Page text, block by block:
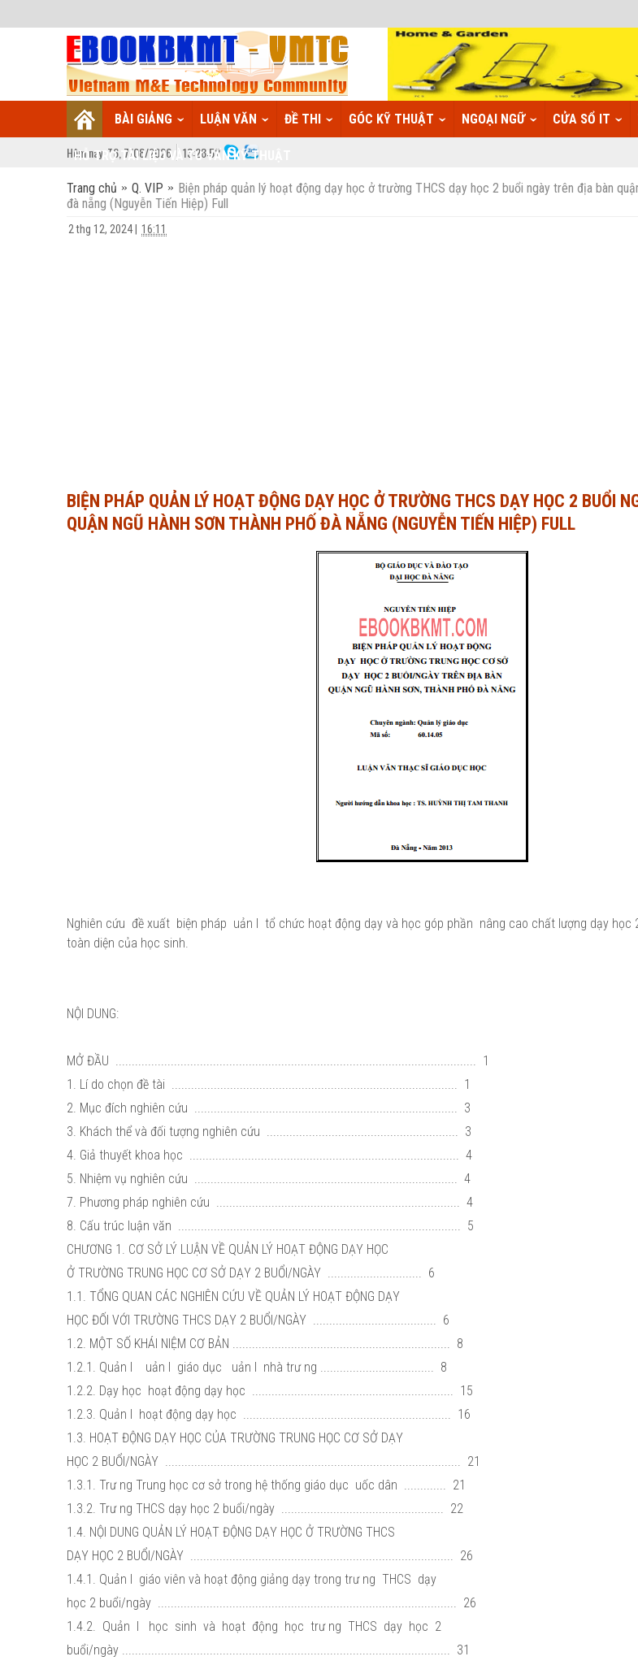
BÀI GIẢNG LUẬN VĂN ĐỀ THI GÓC KỸ THUẬT NGOẠI NGỮ CỬA SỔ IT
HỖ TRỢ TÀI LIỆU VÀ TƯ VẤN KỸ THUẬT
Hôm nay: T6, 7/08/2026 13:28:53
Trang chủ Q. VIP
Biện pháp quản lý hoạt động dạy học ở trường THCS dạy học 2 buổi ngày trên địa bàn
đà nẵng (Nguyễn Tiến Hiệp) Full
2 thg 12, 2024 16:11
BIỆN PHÁP QUẢN LÝ HOẠT ĐỘNG DẠY HỌC Ở TRƯỜNG THCS DẠY HỌC 2 BUỔI
QUẬN NGŨ HÀNH SƠN THÀNH PHỐ ĐÀ NẴNG (NGUYỄN TIẾN HIỆP) FULL
Nghiên cứu đề xuất biện pháp uản l tổ chức hoạt động dạy và học góp phần nâng cao chất lượng dạy
toàn diện của học sinh.
NỘI DUNG:
MỞ ĐẦU ............................................................................................................... 1
1. Lí do chọn đề tài ........................................................................................ 1
2. Mục đích nghiên cứu ................................................................................. 3
3. Khách thể và đối tượng nghiên cứu ........................................................... 3
4. Giả thuyết khoa học ................................................................................... 4
5. Nhiệm vụ nghiên cứu ................................................................................. 4
7. Phương pháp nghiên cứu ........................................................................... 4
8. Cấu trúc luận văn ....................................................................................... 5
CHƯƠNG 1. CƠ SỞ LÝ LUẬN VỀ QUẢN LÝ HOẠT ĐỘNG DẠY HỌC
Ở TRƯỜNG TRUNG HỌC CƠ SỞ DẠY 2 BUỔI/NGÀY ............................. 6
1.1. TỔNG QUAN CÁC NGHIÊN CỨU VỀ QUẢN LÝ HOẠT ĐỘNG DẠY
HỌC ĐỐI VỚI TRƯỜNG THCS DẠY 2 BUỔI/NGÀY ...................................... 6
1.2. MỘT SỐ KHÁI NIỆM CƠ BẢN ................................................................... 8
1.2.1. Quản l uản l giáo dục uản l nhà trư ng ................................... 8
1.2.2. Dạy học hoạt động dạy học .............................................................. 15
1.2.3. Quản l hoạt động dạy học ................................................................ 16
1.3. HOẠT ĐỘNG DẠY HỌC CỦA TRƯỜNG TRUNG HỌC CƠ SỞ DẠY
HỌC 2 BUỔI/NGÀY ........................................................................................... 21
1.3.1. Trư ng Trung học cơ sở trong hệ thống giáo dục uốc dân ............. 21
1.3.2. Trư ng THCS dạy học 2 buổi/ngày .................................................. 22
1.4. NỘI DUNG QUẢN LÝ HOẠT ĐỘNG DẠY HỌC Ở TRƯỜNG THCS
DẠY HỌC 2 BUỔI/NGÀY ................................................................................. 26
1.4.1. Quản l giáo viên và hoạt động giảng dạy trong trư ng THCS dạy
học 2 buổi/ngày ............................................................................................ 26
1.4.2. Quản l học sinh và hoạt động học trư ng THCS dạy học 2
buổi/ngày ..................................................................................................... 31